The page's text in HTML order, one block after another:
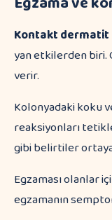
Kontakt dermatit
yan etkilerden biri.
verir.
Kolonyadaki koku
reaksiyonları
gibi belirtiler
Egzaması olanlar
egzamanın